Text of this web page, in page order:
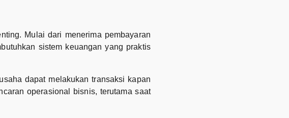
Mulai dari menerima pembayaran
sistem keuangan yang praktis
dapat melakukan transaksi kapan
operasional bisnis, terutama saat